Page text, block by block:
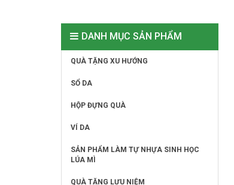
DANH MỤC SẢN PHẨM
QUÀ TẶNG XU HƯỚNG
SỔ DA
HỘP ĐỰNG QUÀ
VÍ DA
SẢN PHẨM LÀM TỰ NHỰA SINH HỌC
LÚA MÌ
QUÀ TẶNG LƯU NIỆM